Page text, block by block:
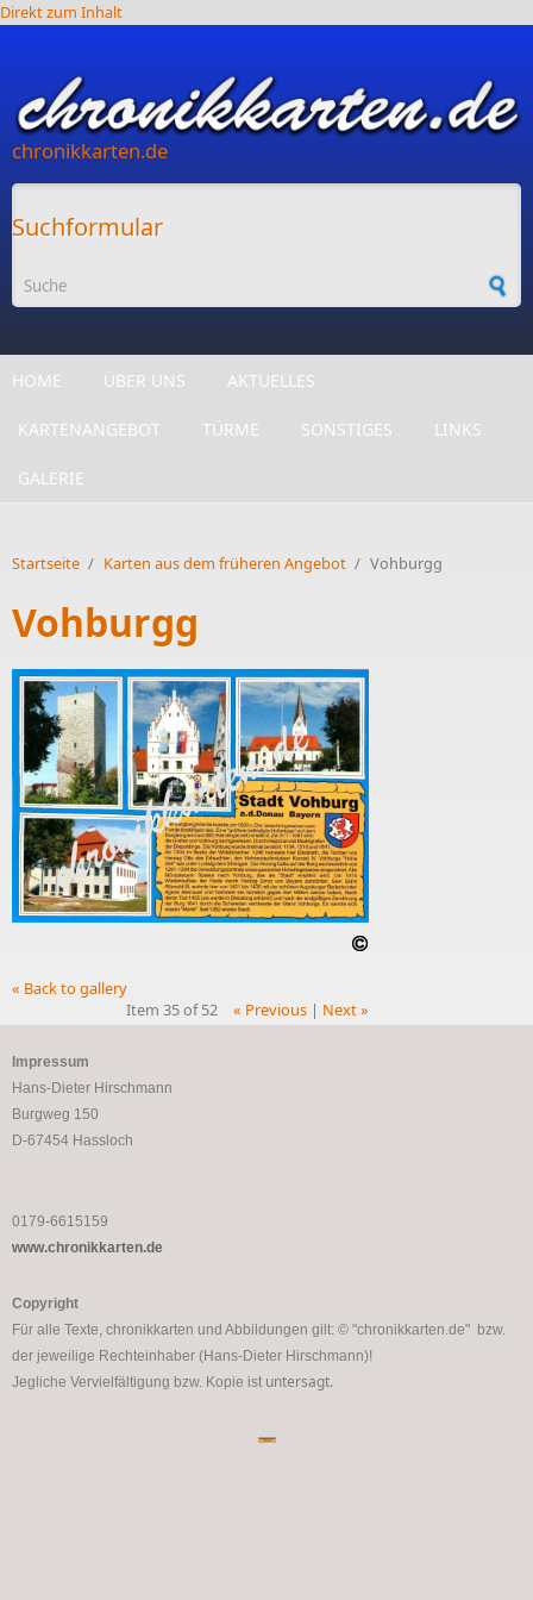
Direkt zum Inhalt
chronikkarten.de
Suchformular
HOME ÜBER UNS AKTUELLES
KARTENANGEBOT TÜRME SONSTIGES LINKS
GALERIE
Startseite / Karten aus dem früheren Angebot / Vohburgg
Vohburgg
« Back to gallery
Item 35 of 52
« Previous| Next »
Impressum
Hans-Dieter Hirschmann
Burgweg 150
D-67454 Hassloch
0179-6615159
www.chronikkarten.de
Copyright
Für alle Texte, chronikkarten und Abbildungen gilt: © "chronikkarten.de" bzw.
der jeweilige Rechteinhaber (Hans-Dieter Hirschmann)!
Jegliche Vervielfältigung bzw. Kopie ist untersagt.